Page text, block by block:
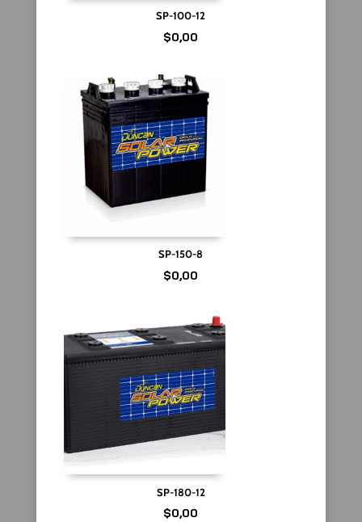
SP-100-12
$0,00
SP-150-8
$0,00
SP-180-12
$0,00